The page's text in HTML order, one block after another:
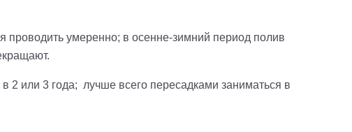
проводить умеренно; в осенне-зимний период полив
2 или 3 года; лучше всего пересадками заниматься в